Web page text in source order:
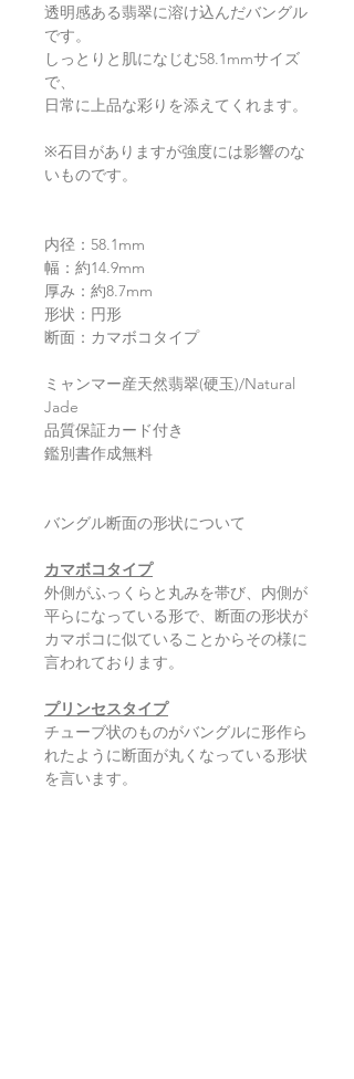
透明感ある翡翠に溶け込んだバングル
です。
しっとりと肌になじむ58.1mmサイズ
で、
日常に上品な彩りを添えてくれます。
※石目がありますが強度には影響のな
いものです。
内径：58.1mm
幅：約14.9mm
厚み：約8.7mm
形状：円形
断面：カマボコタイプ
ミャンマー産天然翡翠(硬玉)/Natural
Jade
品質保証カード付き
鑑別書作成無料
バングル断面の形状について
カマボコタイプ
外側がふっくらと丸みを帯び、内側が
平らになっている形で、断面の形状が
カマボコに似ていることからその様に
言われております。
プリンセスタイプ
チューブ状のものがバングルに形作ら
れたように断面が丸くなっている形状
を言います。